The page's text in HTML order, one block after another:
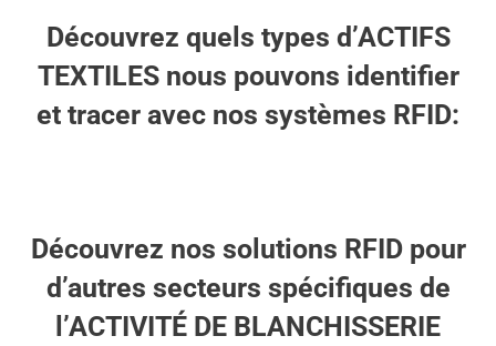
Découvrez quels types d’ACTIFS
TEXTILES nous pouvons identifier
et tracer avec nos systèmes RFID:
Découvrez nos solutions RFID pour
d’autres secteurs spécifiques de
l’ACTIVITÉ DE BLANCHISSERIE